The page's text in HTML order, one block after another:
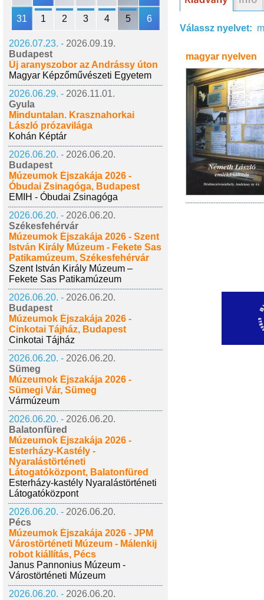
31 1 2 3 4 5 6
2026.07.23. - 2026.09.19.
Budapest
Új aranyszobor az Andrássy úton
Magyar Képzőművészeti Egyetem
2026.06.29. - 2026.11.01.
Gyula
Minduntalan. Krasznahorkai
László prózavilága
Kohán Képtár
2026.06.20. - 2026.06.20.
Budapest
Múzeumok Éjszakája 2026 -
Óbudai Zsinagóga, Budapest
EMIH - Óbudai Zsinagóga
2026.06.20. - 2026.06.20.
Székesfehérvár
Múzeumok Éjszakája 2026 - Szent
István Király Múzeum - Fekete Sas
Patikamúzeum, Székesfehérvár
Szent István Király Múzeum –
Fekete Sas Patikamúzeum
2026.06.20. - 2026.06.20.
Budapest
Múzeumok Éjszakája 2026 -
Cinkotai Tájház, Budapest
Cinkotai Tájház
2026.06.20. - 2026.06.20.
Sümeg
Múzeumok Éjszakája 2026 -
Sümegi Vár, Sümeg
Vármúzeum
2026.06.20. - 2026.06.20.
Balatonfüred
Múzeumok Éjszakája 2026 -
Esterházy-Kastély -
Nyaralástörténeti
Látogatóközpont, Balatonfüred
Esterházy-kastély Nyaralástörténeti
Látogatóközpont
2026.06.20. - 2026.06.20.
Pécs
Múzeumok Éjszakája 2026 - JPM
Várostörténeti Múzeum - Málenkij
robot kiállítás, Pécs
Janus Pannonius Múzeum -
Várostörténeti Múzeum
2026.06.20. - 2026.06.20.
Válassz nyelvet:
magyar nyelven